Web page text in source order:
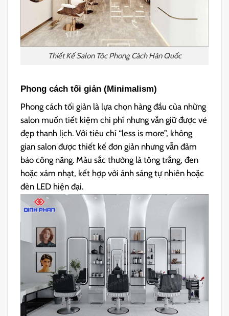
Thiết Kế Salon Tóc Phong Cách Hàn Quốc
Phong cách tối giản (Minimalism)
Phong cách tối giản là lựa chọn hàng đầu của những
salon muốn tiết kiệm chi phí nhưng vẫn giữ được vẻ
đẹp thanh lịch. Với tiêu chí “less is more”, không
gian salon được thiết kế đơn giản nhưng vẫn đảm
bảo công năng. Màu sắc thường là tông trắng, đen
hoặc xám nhạt, kết hợp với ánh sáng tự nhiên hoặc
đèn LED hiện đại.